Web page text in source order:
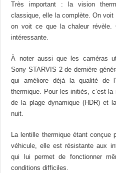
Très important : la vision
classique, elle la complète. On
on voit ce que la chaleur révèle.
intéressante.
À noter aussi que les caméras
Sony STARVIS 2 de dernière
qui améliore déjà la qualité de
thermique. Pour les initiés, c’est
de la plage dynamique (HDR) et
nuit.
La lentille thermique étant conçue
véhicule, elle est résistante aux
qui lui permet de fonctionner
conditions difficiles.